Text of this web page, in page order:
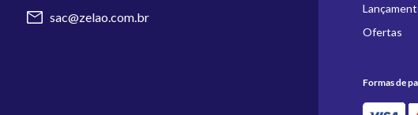
sac@zelao.com.br
Ofertas
Formas de